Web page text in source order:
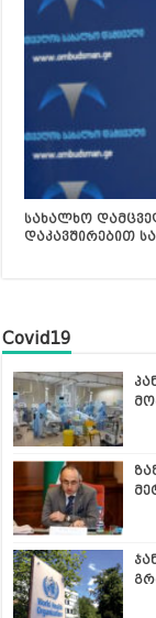
სახალხო
დაკავშირებით
Covid19